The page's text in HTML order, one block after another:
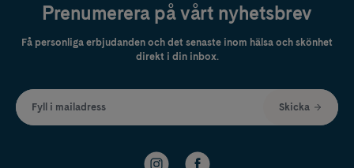
Prenumerera på vårt nyhetsbrev
Få personliga erbjudanden och det senaste inom hälsa och skönhet
direkt i din inbox.
Fyll i mailadress Skicka